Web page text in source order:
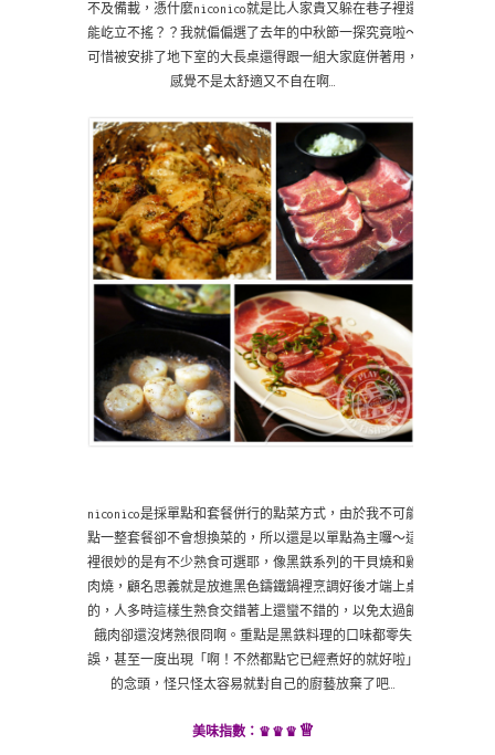
不及備載，憑什麼niconico就是比人家貴又躲在巷子裡還
能屹立不搖？？我就偏偏選了去年的中秋節一探究竟啦～
可惜被安排了地下室的大長桌還得跟一組大家庭併著用，
感覺不是太舒適又不自在啊…
niconico是採單點和套餐併行的點菜方式，由於我不可能
點一整套餐卻不會想換菜的，所以還是以單點為主囉～這
裡很妙的是有不少熟食可選耶，像黑鉄系列的干貝燒和雞
肉燒，顧名思義就是放進黑色鑄鐵鍋裡烹調好後才端上桌
的，人多時這樣生熟食交錯著上還蠻不錯的，以免太過飢
餓肉卻還沒烤熟很冏啊。重點是黑鉄料理的口味都零失
誤，甚至一度出現「啊！不然都點它已經煮好的就好啦」
的念頭，怪只怪太容易就對自己的廚藝放棄了吧…
美味指數： ♛ ♛♛ ♕